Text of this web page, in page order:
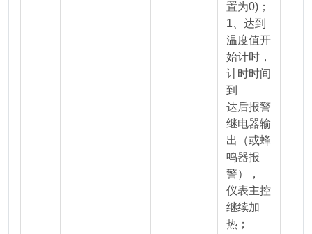
置为0)；
1、达到
温度值开
始计时，
计时时间
到
达后报警
继电器输
出（或蜂
鸣器报
警），
仪表主控
继续加
热；